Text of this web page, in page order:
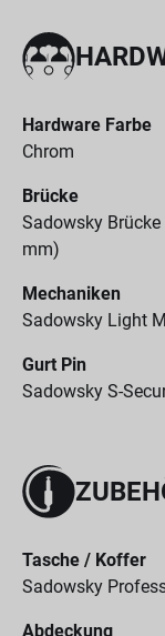
Hardware Farbe
Chrom
Brücke
Sadowsky
mm)
Mechaniken
Sadowsky Light
Gurt Pin
Sadowsky S-
Tasche / Koffer
Sadowsky
Abdeckung